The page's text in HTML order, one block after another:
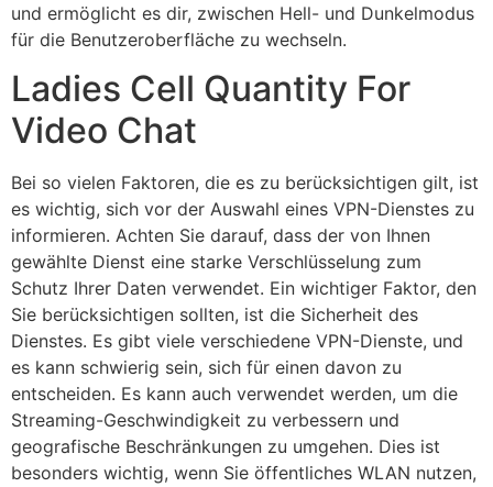
und ermöglicht es dir, zwischen Hell- und Dunkelmodus
für die Benutzeroberfläche zu wechseln.
Ladies Cell Quantity For
Video Chat
Bei so vielen Faktoren, die es zu berücksichtigen gilt, ist
es wichtig, sich vor der Auswahl eines VPN-Dienstes zu
informieren. Achten Sie darauf, dass der von Ihnen
gewählte Dienst eine starke Verschlüsselung zum
Schutz Ihrer Daten verwendet. Ein wichtiger Faktor, den
Sie berücksichtigen sollten, ist die Sicherheit des
Dienstes. Es gibt viele verschiedene VPN-Dienste, und
es kann schwierig sein, sich für einen davon zu
entscheiden. Es kann auch verwendet werden, um die
Streaming-Geschwindigkeit zu verbessern und
geografische Beschränkungen zu umgehen. Dies ist
besonders wichtig, wenn Sie öffentliches WLAN nutzen,